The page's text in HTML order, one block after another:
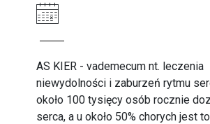
AS KIER - vademecum nt. leczenia
niewydolności i zaburzeń rytmu
około 100 tysięcy osób rocznie
serca, a u około 50% chorych jest